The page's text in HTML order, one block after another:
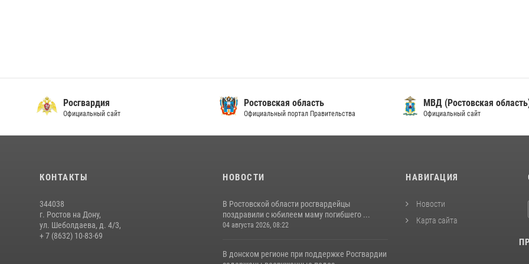
Росгвардия
Официальный сайт
Ростовская область
Официальный портал Правительства
МВД (Ростовская
Официальный сайт
КОНТАКТЫ
344038
г. Ростов на Дону,
ул. Шеболдаева, д. 4/3,
+ 7 (8632) 10-83-69
НОВОСТИ
В Ростовской области росгвардейцы
поздравили с юбилеем маму погибшего ...
04 августа 2026, 08:22
В донском регионе при поддержке Росгвардии
НАВИГАЦИЯ
Новости
Карта сайта